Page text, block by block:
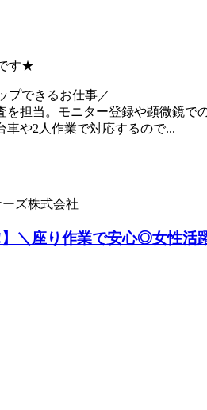
す★
プできるお仕事／
担当。モニター登録や顕微鏡で
や2人作業で対応するので...
ズ株式会社
】＼座り作業で安心◎女性